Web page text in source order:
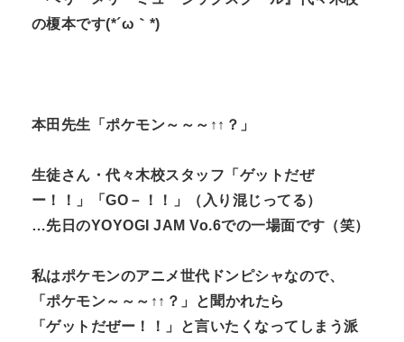
の榎本です(*´ω｀*)
本田先生「ポケモン～～～↑↑？」
生徒さん・代々木校スタッフ「ゲットだぜ
ー！！」「GO－！！」（入り混じってる）
…先日のYOYOGI JAM Vo.6での一場面です（笑）
私はポケモンのアニメ世代ドンピシャなので、
「ポケモン～～～↑↑？」と聞かれたら
「ゲットだぜー！！」と言いたくなってしまう派